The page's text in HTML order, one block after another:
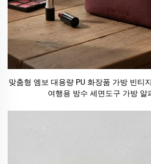
맞춤형 엠보 대용량 PU 화장품 가방 빈티
여행용 방수 세면도구 가방 알